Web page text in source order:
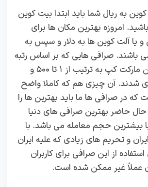
به ریال شما باید ابتدا بیت کوین
امروزه بهترین مکان ها برای
یا آلت کوین ها به دلار و سپس به
باشند. صرافی هایی که بر اساس رتبه
بندی سایت کوین مارکت کپ به ترتیب از ۱ تا ۵۰۰ و
شدند. آن چیزی هم که کاملا واضح
در صرافی ها ما باید بهترین ها را
حال حاضر بهترین صرافی های دنیا
بیشترین حجم معامله می باشد. با
و تحریم های زیادی که علیه ایران
از این صرافی برای کاربران
عملاً غیر ممکن شده است.